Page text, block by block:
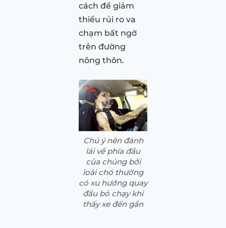
cách để giảm
thiểu rủi ro va
chạm bất ngờ
trên đường
nông thôn.
Chú ý nên đánh
lái về phía đầu
của chúng bởi
loài chó thường
có xu hướng quay
đầu bỏ chạy khi
thấy xe đến gần